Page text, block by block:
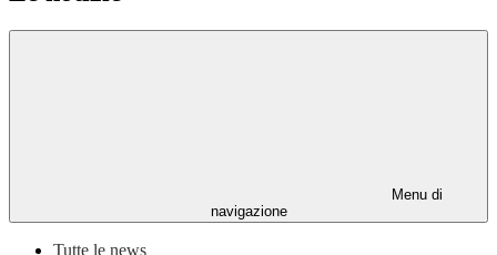
Menu di
navigazione
Tutte le news